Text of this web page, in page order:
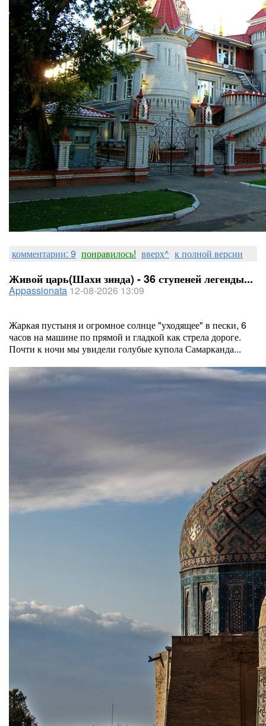
комментарии: 9 понравилось! вверх^ к полной версии
Живой царь(Шахи зинда) - 36 ступеней легенды...
Appassionata 12-08-2026 13:09
Жаркая пустыня и огромное солнце "уходящее" в пески, 6
часов на машине по прямой и гладкой как стрела дороге.
Почти к ночи мы увидели голубые купола Самарканда...